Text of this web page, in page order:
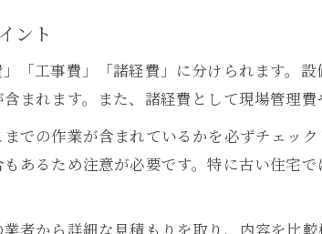
納得の浴室リフォーム予算内で実現す
浴室リフォーム費用を予算内に
浴室リフォーム費用と満足度を両
理想を叶える浴室リフォーム費用
無理なく浴室リフォーム費用を抑
ント
「工事費」「諸経費」に分けられます。
まれます。また、諸経費として現場管理
での作業が含まれているかを必ずチェッ
あるため注意が必要です。特に古い住宅
者から詳細な見積もりを取り、内容を比
お問い合わせはこちら
お問い合わせはこちら